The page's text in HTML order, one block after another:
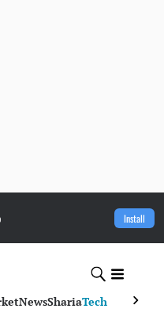
Install
NewsShariaTech